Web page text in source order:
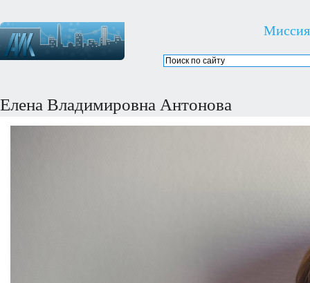
Миссия
Елена Владимировна Антонова